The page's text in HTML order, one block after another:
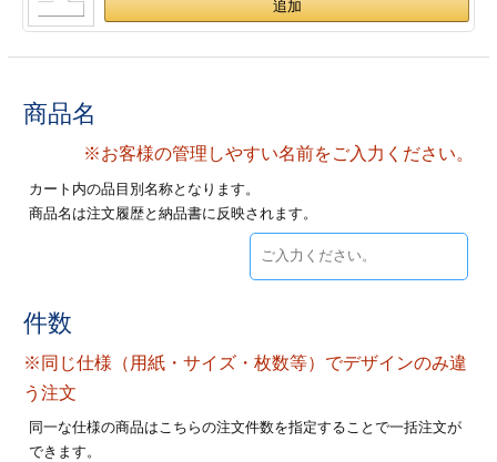
印刷
ファイル印刷
ァイル印刷
印刷
印刷
名刺印刷
ムカード印刷
刷
カード印刷
商品名
※お客様の管理しやすい名前をご入力ください。
カート内の品目別名称となります。
商品名は注文履歴と納品書に反映されます。
件数
※同じ仕様（用紙・サイズ・枚数等）でデザインのみ違
う注文
同一な仕様の商品はこちらの注文件数を指定することで一括注文が
できます。